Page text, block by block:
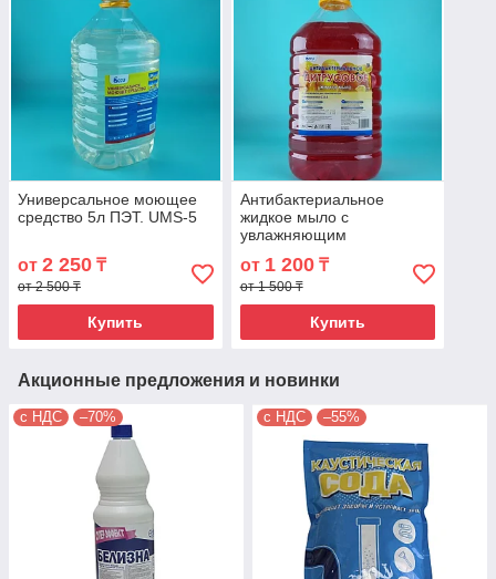
Универсальное моющее
средство 5л ПЭТ. UMS-5
от 2 250 ₸
от 2 500 ₸
Купить
Антибактериальное
жидкое мыло с
увлажняющим
C, D, E 5 литров. HML-01C
от 1 200₸
от 1 500 ₸
Купить
Акционные предложения и новинки
с НДС –70% с НДС –55%